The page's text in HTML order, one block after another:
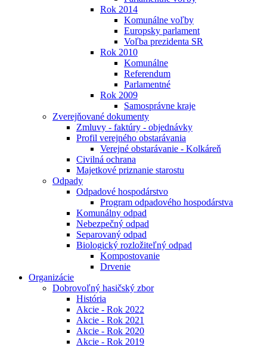
Rok 2014
Komunálne voľby
Europsky parlament
Voľba prezidenta SR
Rok 2010
Komunálne
Referendum
Parlamentné
Rok 2009
Samosprávne kraje
Zverejňované dokumenty
Zmluvy - faktúry - objednávky
Profil verejného obstarávania
Verejné obstarávanie - Kolkáreň
Civilná ochrana
Majetkové priznanie starostu
Odpady
Odpadové hospodárstvo
Program odpadového hospodárstva
Komunálny odpad
Nebezpečný odpad
Separovaný odpad
Biologický rozložiteľný odpad
Kompostovanie
Drvenie
Organizácie
Dobrovoľný hasičský zbor
História
Akcie - Rok 2022
Akcie - Rok 2021
Akcie - Rok 2020
Akcie - Rok 2019